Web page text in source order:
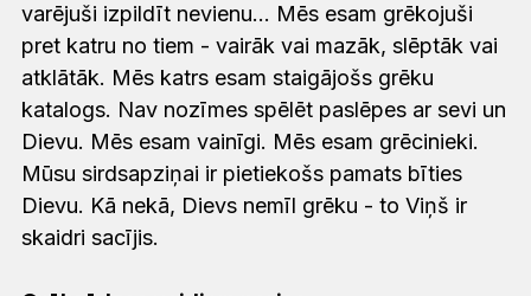
varējuši izpildīt nevienu... Mēs esam grēkojuši
pret katru no tiem - vairāk vai mazāk, slēptāk vai
atklātāk. Mēs katrs esam staigājošs grēku
katalogs. Nav nozīmes spēlēt paslēpes ar sevi un
Dievu. Mēs esam vainīgi. Mēs esam grēcinieki.
Mūsu sirdsapziņai ir pietiekošs pamats bīties
Dievu. Kā nekā, Dievs nemīl grēku - to Viņš ir
skaidri sacījis.